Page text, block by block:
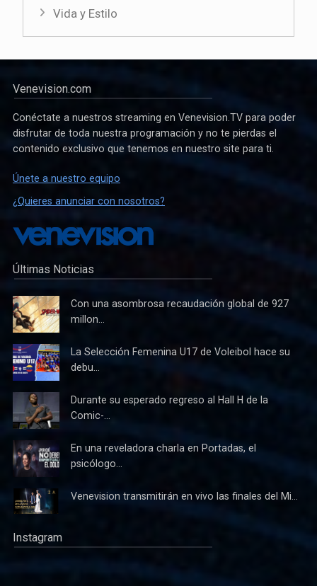
Vida y Estilo
Venevision.com
Conéctate a nuestros streaming en Venevision.TV para poder
disfrutar de toda nuestra programación y no te pierdas el
contenido exclusivo que tenemos en nuestro site para ti.
Únete a nuestro equipo
¿Quieres anunciar con nosotros?
Últimas Noticias
Con una asombrosa recaudación global de 927
millon...
La Selección Femenina U17 de Voleibol hace su
debu...
Durante su esperado regreso al Hall H de la
Comic-...
En una reveladora charla en Portadas, el
psicólogo...
Venevision transmitirán en vivo las finales del Mi...
Instagram